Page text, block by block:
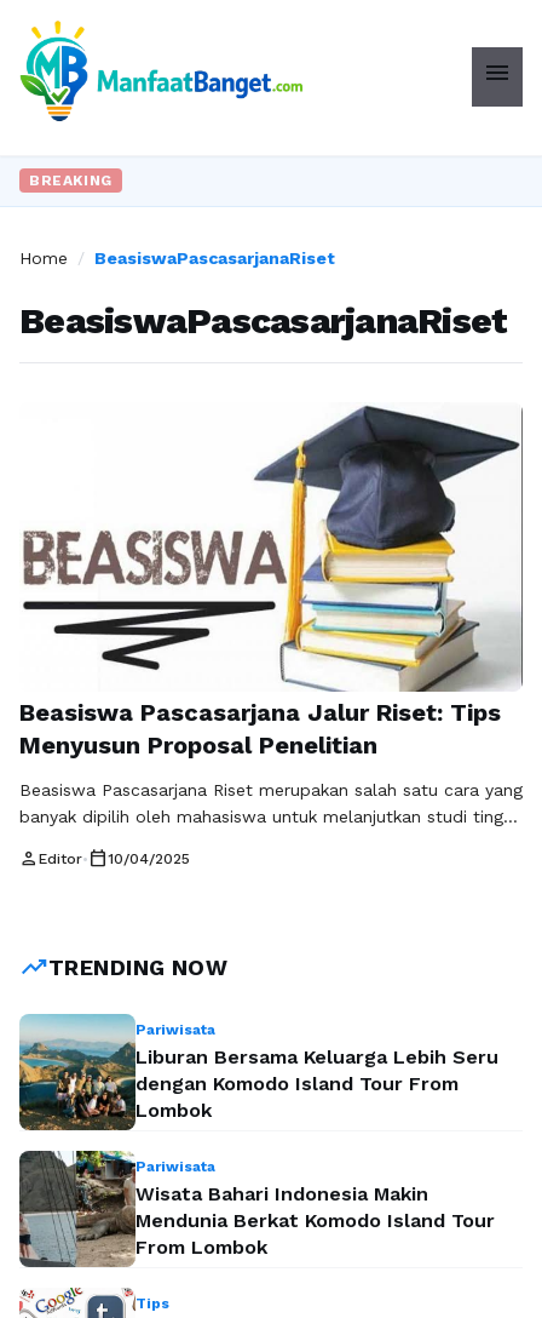
menu
BREAKING
Home / BeasiswaPascasarjanaRiset
BeasiswaPascasarjanaRiset
Beasiswa Pascasarjana Jalur Riset: Tips
Menyusun Proposal Penelitian
Beasiswa Pascasarjana Riset merupakan salah satu cara yang
banyak dipilih oleh mahasiswa untuk melanjutkan studi tinggi
yang ingin mengembangkan kemampuan penelitian dan
efektif. Maka dari itu, penting bagi …
person Editor• calendar_today10/04/2025
trending_upTRENDING NOW
Pariwisata
Liburan Bersama Keluarga Lebih Seru
dengan Komodo Island Tour From
Lombok
Pariwisata
Wisata Bahari Indonesia Makin
Mendunia Berkat Komodo Island Tour
From Lombok
Tips